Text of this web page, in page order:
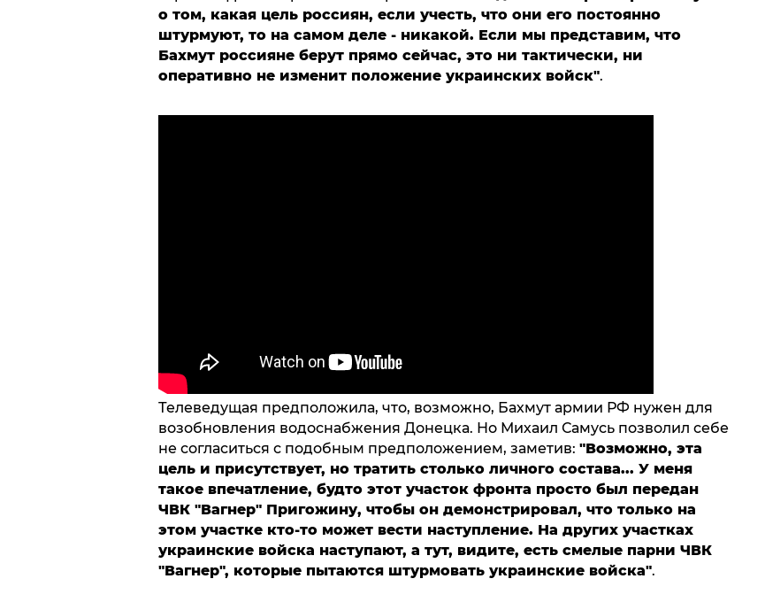
о том, какая цель россиян, если учесть, что они его постоянно
штурмуют, то на самом деле - никакой. Если мы представим, что
Бахмут россияне берут прямо сейчас, это ни тактически, ни
оперативно не изменит положение украинских войск".
Телеведущая предположила, что, возможно, Бахмут армии РФ нужен для
возобновления водоснабжения Донецка. Но Михаил Самусь позволил себе
не согласиться с подобным предположением, заметив: "Возможно, эта
цель и присутствует, но тратить столько личного состава... У меня
такое впечатление, будто этот участок фронта просто был передан
ЧВК "Вагнер" Пригожину, чтобы он демонстрировал, что только на
этом участке кто-то может вести наступление. На других участках
украинские войска наступают, а тут, видите, есть смелые парни ЧВК
"Вагнер", которые пытаются штурмовать украинские войска".